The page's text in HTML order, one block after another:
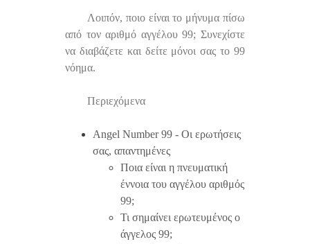
Λοιπόν, ποιο είναι το μήνυμα πίσω
από τον αριθμό αγγέλου 99; Συνεχίστε
να διαβάζετε και δείτε μόνοι σας το 99
νόημα.
Περιεχόμενα
Angel Number 99 - Οι ερωτήσεις
σας, απαντημένες
Ποια είναι η πνευματική
έννοια του αγγέλου αριθμός
99;
Τι σημαίνει ερωτευμένος ο
άγγελος 99;